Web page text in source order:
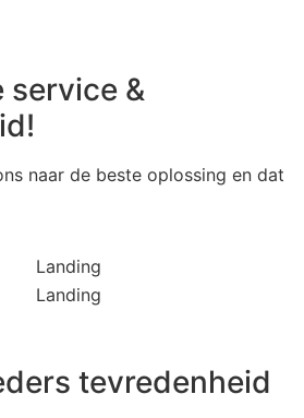
service &
naar de beste oplossing en dat
tevredenheid